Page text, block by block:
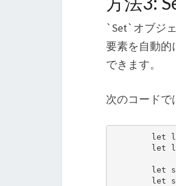
`Set`オブジ
要素を自動的
できます。
次のコード
let
let
let
let